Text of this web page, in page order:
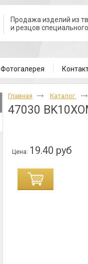
Продажа изделий из
и резцов
Фотогалерея
Главная Каталог
47030
Цена: 19.40 руб